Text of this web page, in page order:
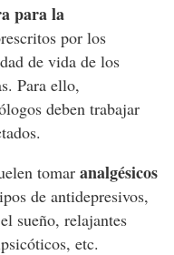
para la
por los
de vida de los
Para ello,
deben trabajar
tomar analgésicos
de antidepresivos,
sueño, relajantes
etc.